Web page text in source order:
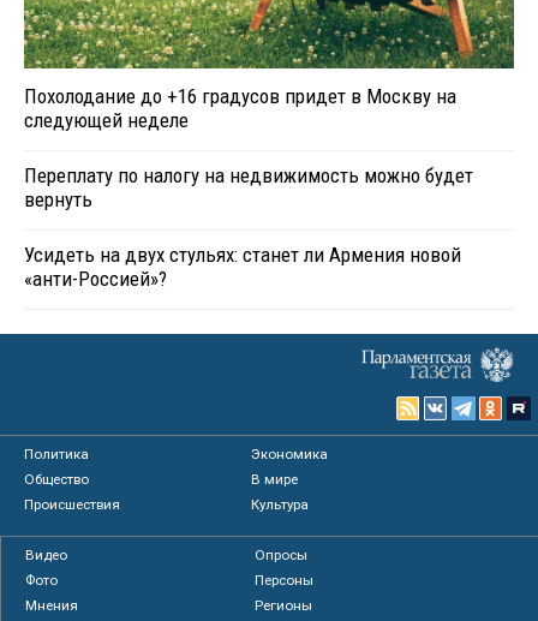
Похолодание до +16 градусов придет в Москву на
следующей неделе
Переплату по налогу на недвижимость можно будет
вернуть
Усидеть на двух стульях: станет ли Армения новой
«анти-Россией»?
Политика
Экономика
Общество
В мире
Происшествия
Культура
Видео
Опросы
Фото
Персоны
Мнения
Регионы